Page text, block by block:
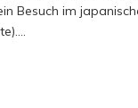
Besuch im